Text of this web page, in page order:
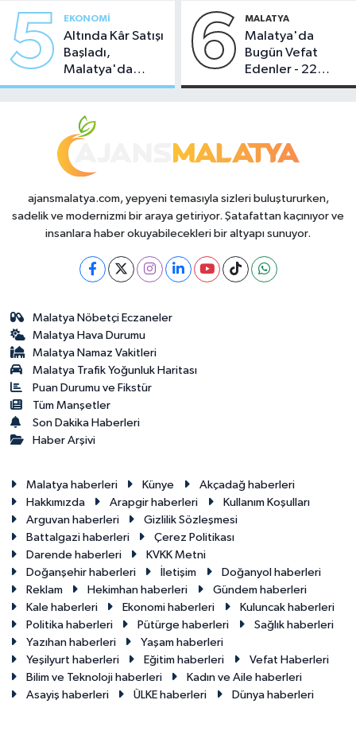
5 EKONOMI
Altında Kâr Satışı
Başladı,
Malatya'da
Makas Ne
6 MALATYA
Malatya'da
Bugün Vefat
Edenler - 22
Temmuz 2026
ajansmalatya.com, yepyeni temasıyla sizleri buluştururken,
sadelik ve modernizmi bir araya getiriyor. Şatafattan kaçınıyor ve
insanlara haber okuyabilecekleri bir altyapı sunuyor.
Malatya Nöbetçi Eczaneler
Malatya Hava Durumu
Malatya Namaz Vakitleri
Malatya Trafik Yoğunluk Haritası
Puan Durumu ve Fikstür
Tüm Manşetler
Son Dakika Haberleri
Haber Arşivi
Malatya haberleri Künye
Akçadağ haberleri
Hakkımızda
Arapgir haberleri
Kullanım Koşulları
Arguvan haberleri
Gizlilik Sözleşmesi
Battalgazi haberleri
Çerez Politikası
Darende haberleri
KVKK Metni
Doğanşehir haberleri
İletişim
Doğanyol haberleri
Reklam
Hekimhan haberleri
Gündem haberleri
Kale haberleri
Ekonomi haberleri
Kuluncak haberleri
Politika haberleri
Pütürge haberleri
Sağlık haberleri
Yazıhan haberleri
Yaşam haberleri
Yeşilyurt haberleri
Eğitim haberleri
Vefat Haberleri
Bilim ve Teknoloji haberleri
Kadın ve Aile haberleri
Asayiş haberleri
ÜLKE haberleri Dünya haberleri